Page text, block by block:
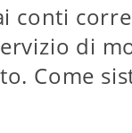
conti
di
Come